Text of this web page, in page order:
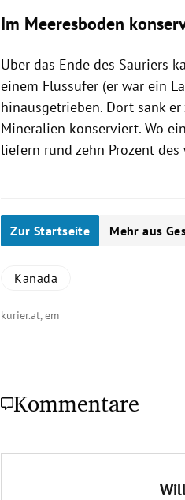
Im Meeresboden
Über das Ende des Sauriers
einem Flussufer (er war ein
hinausgetrieben. Dort sank
Mineralien konserviert. Wo
liefern rund zehn Prozent
Zur Startseite Mehr aus
Kanada
kurier.at, em
Kommentare